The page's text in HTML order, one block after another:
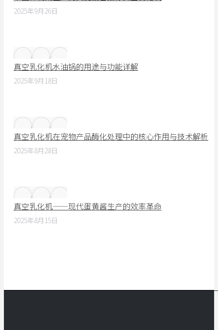
2025年9月26日
真空乳化机水油锅的用途与功能详解
2025年9月18日
真空乳化机在宠物产品酶化处理中的核心作用与技术解析
2025年8月28日
真空乳化机——现代蛋黄酱生产的效率革命
2025年8月15日